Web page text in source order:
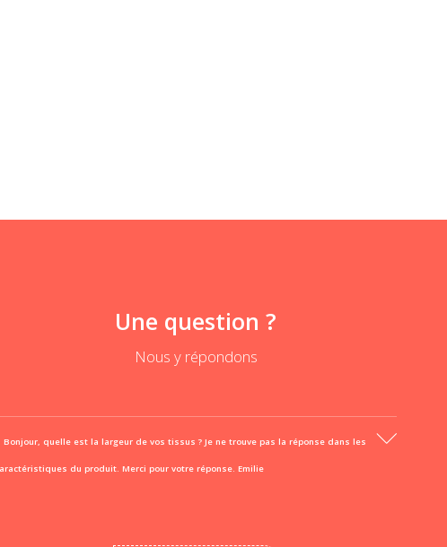
Une question ?
Nous y répondons
Bonjour, quelle est la largeur de vos tissus ? Je ne trouve pas la réponse dans les
du produit. Merci pour votre réponse. Emilie